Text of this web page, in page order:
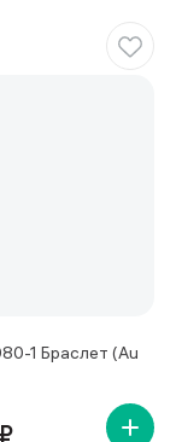
1 Браслет (Au